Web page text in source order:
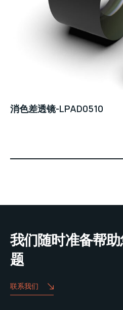
消色差透镜-LPAD0510
我们随时准备帮
题
联系我们